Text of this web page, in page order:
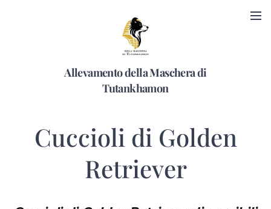
Allevamento della Maschera di
Tutankhamon
Cuccioli di Golden
Retriever